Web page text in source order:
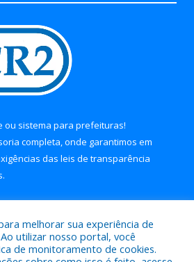
ou sistema para prefeituras!
completa, onde garantimos em
das leis de transparência
melhorar sua experiência de
utilizar nosso portal, você
de monitoramento de cookies.